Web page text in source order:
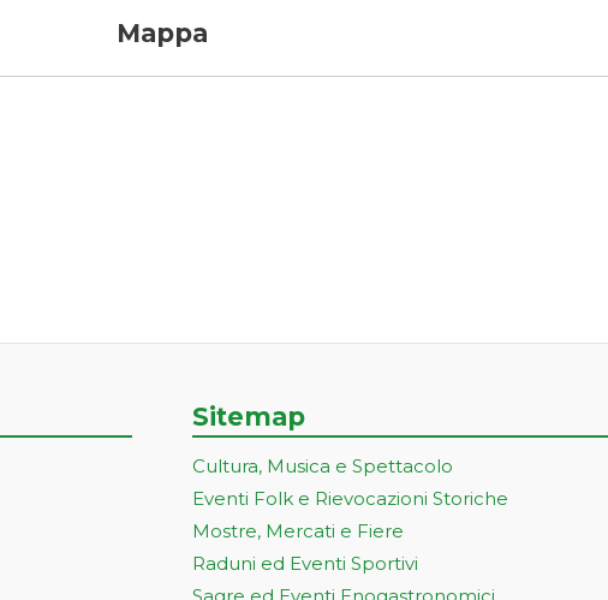
Mappa
Sitemap
Cultura, Musica e Spettacolo
Eventi Folk e Rievocazioni Storiche
Mostre, Mercati e Fiere
Raduni ed Eventi Sportivi